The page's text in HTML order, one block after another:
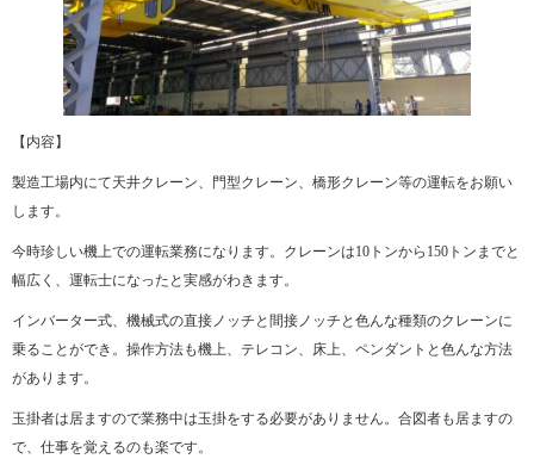
【内容】
製造工場内にて天井クレーン、門型クレーン、橋形クレーン等の運転をお願い
します。
今時珍しい機上での運転業務になります。クレーンは10トンから150トンまでと
幅広く、運転士になったと実感がわきます。
インバーター式、機械式の直接ノッチと間接ノッチと色んな種類のクレーンに
乗ることができ。操作方法も機上、テレコン、床上、ペンダントと色んな方法
があります。
玉掛者は居ますので業務中は玉掛をする必要がありません。合図者も居ますの
で、仕事を覚えるのも楽です。